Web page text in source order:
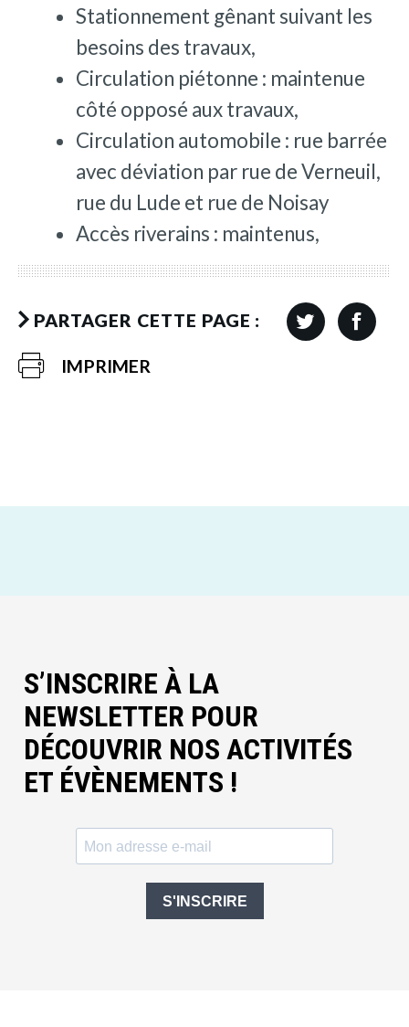
Stationnement gênant suivant les
besoins des travaux,
Circulation piétonne : maintenue
côté opposé aux travaux,
Circulation automobile : rue barrée
avec déviation par rue de Verneuil,
rue du Lude et rue de Noisay
Accès riverains : maintenus,
PARTAGER CETTE PAGE :
IMPRIMER
S’INSCRIRE À LA
NEWSLETTER POUR
DÉCOUVRIR NOS ACTIVITÉS
ET ÉVÈNEMENTS !
S'INSCRIRE